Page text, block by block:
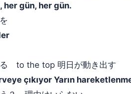
her gün, her gün.
る to the top 明日が動き出す
çıkıyor Yarın